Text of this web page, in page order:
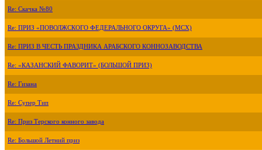
Re: Скачка №80
Re: ПРИЗ «ПОВОЛЖСКОГО ФЕДЕРАЛЬНОГО ОКРУГА» (МСХ)
Re: ПРИЗ В ЧЕСТЬ ПРАЗДНИКА АРАБСКОГО КОННОЗАВОДСТВА
Re: «КАЗАНСКИЙ ФАВОРИТ» (БОЛЬШОЙ ПРИЗ)
Re: Гизана
Re: Супер Тип
Re: Приз Терского конного завода
Re: Большой Летний приз